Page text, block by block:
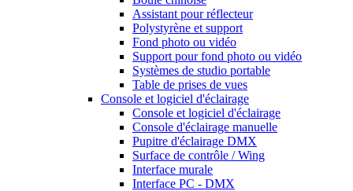
Assistant pour réflecteur
Polystyrène et support
Fond photo ou vidéo
Support pour fond photo ou vidéo
Systèmes de studio portable
Table de prises de vues
Console et logiciel d'éclairage
Console et logiciel d'éclairage
Console d'éclairage manuelle
Pupitre d'éclairage DMX
Surface de contrôle / Wing
Interface murale
Interface PC - DMX